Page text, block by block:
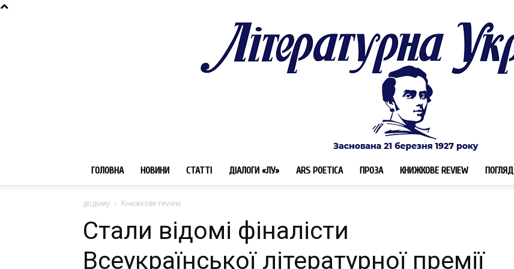
ГОЛОВНА НОВИНИ СТАТТІ ДІАЛОГИ «ЛУ» ARS POETICA ПРОЗА КНИЖКОВЕ REVIEW ПОГЛЯД
додому Книжкове review
Стали відомі фіналісти
Всеукраїнської літературної премії